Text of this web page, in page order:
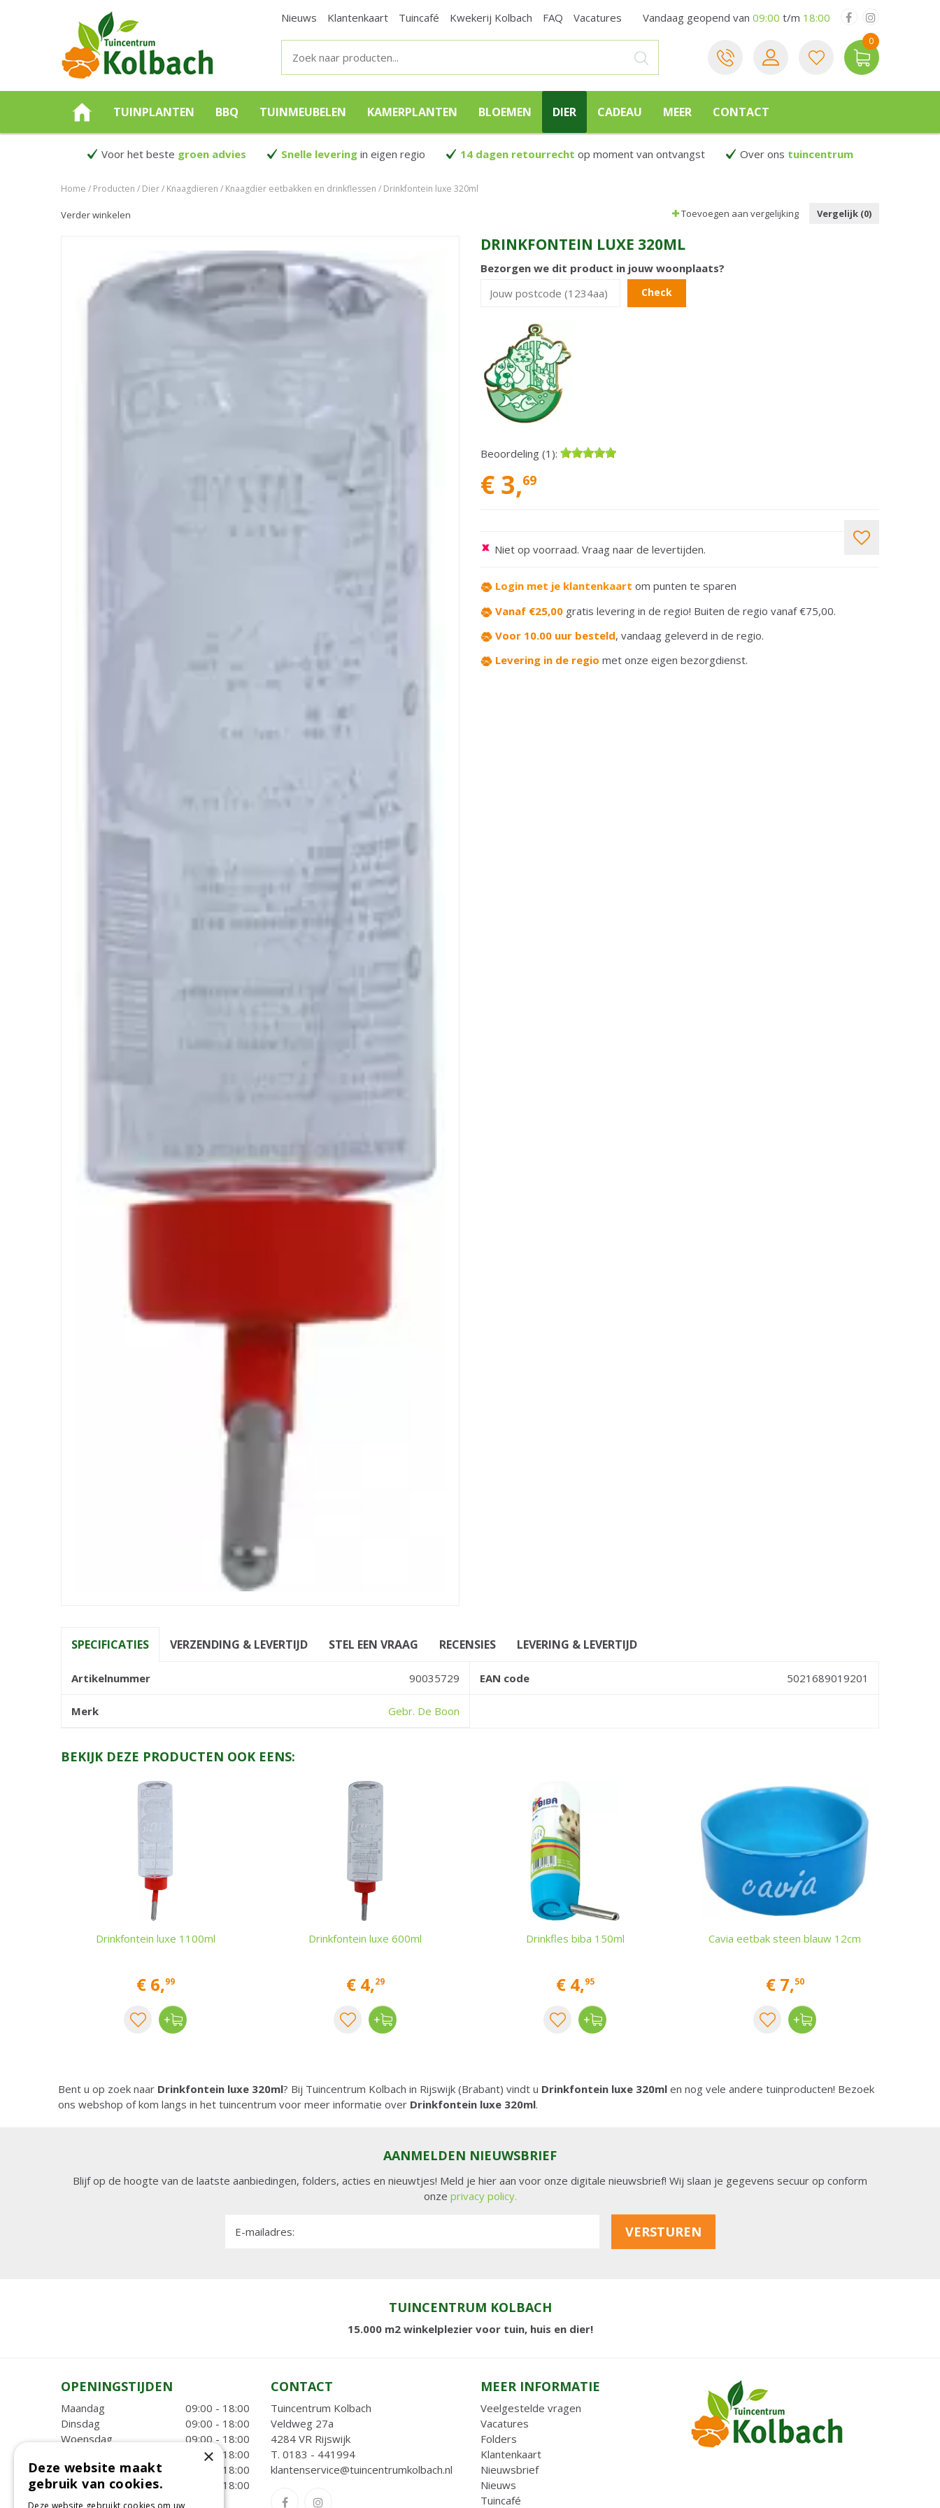
Home Producten Dier Knaagdieren Knaagdier eetbakken en drinkflessen Drinkfontein luxe 320ml
Nieuws Klantenkaart Tuincafé Kwekerij Kolbach FAQ Vacatures Vandaag geopend van 09:00 t/m 18:00
TUINPLANTEN BBQ TUINMEUBELEN KAMERPLANTEN BLOEMEN DIER CADEAU MEER CONTACT
Voor het beste groen advies Snelle leveringin eigen regio 14 dagen retourrecht op moment van ontvangst Over ons tuincentrum
Verder winkelen Toevoegen aan vergelijking Vergelijk (0)
DRINKFONTEIN LUXE 320ML
Bezorgen we dit product in jouw woonplaats?
Check
Beoordeling (1):
€ 3,69
Niet op voorraad. Vraag naar de levertijden.
Login met je klantenkaart om punten te sparen
Vanaf €25,00 gratis levering in de regio! Buiten de regio vanaf €75,00.
Voor 10.00 uur besteld, vandaag geleverd in de regio.
Levering in de regio met onze eigen bezorgdienst.
SPECIFICATIES VERZENDING & LEVERTIJD STEL EEN VRAAG RECENSIES LEVERING & LEVERTIJD
Artikelnummer 90035729 EAN code 5021689019201
Merk Gebr. De Boon
BEKIJK DEZE PRODUCTEN OOK EENS:
Drinkfontein luxe 1100ml
€ 6,99
Drinkfontein luxe 600ml
€ 4,29
Drinkfles biba 150ml
€ 4,95
Cavia eetbak steen blauw 12cm
€ 7,50
Bent u op zoek naar Drinkfontein luxe 320ml? Bij Tuincentrum Kolbach in Rijswijk (Brabant) vindt u Drinkfontein luxe 320ml en nog vele andere tuinproducten! Bezoek
ons webshop of kom langs in het tuincentrum voor meer informatie over Drinkfontein luxe 320ml.
AANMELDEN NIEUWSBRIEF
Blijf op de hoogte van de laatste aanbiedingen, folders, acties en nieuwtjes! Meld je hier aan voor onze digitale nieuwsbrief! Wij slaan je gegevens secuur op conform
onze privacy policy.
E-mailadres:
TUINCENTRUM KOLBACH
15.000 m2 winkelplezier voor tuin, huis en dier!
OPENINGSTIJDEN
Maandag
09:00 - 18:00
Dinsdag
09:00 - 18:00
Woensdag
09:00 - 18:00
09:00 - 18:00
Vrijdag
09:00 - 18:00
Zaterdag
09:00 - 18:00
CONTACT
Tuincentrum Kolbach
Veldweg 27a
4284 VR Rijswijk
T. 0183 - 441994
klantenservice@tuincentrumkolbach.nl
MEER INFORMATIE
Veelgestelde vragen
Vacatures
Folders
Klantenkaart
Nieuwsbrief
Nieuws
Tuincafé
×
Deze website maakt
gebruik van cookies.
Deze website gebruikt cookies om uw